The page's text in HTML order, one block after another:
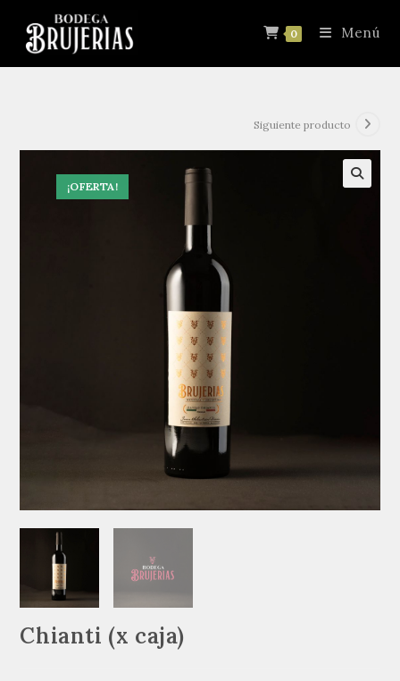
0 Menú
¡OFERTA!
Siguiente producto
Chianti (x caja)